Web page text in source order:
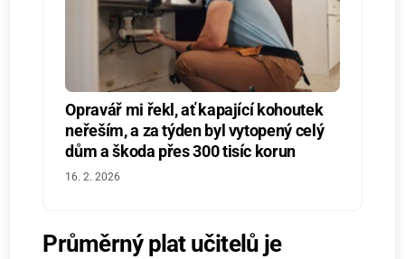
Opravář mi řekl, ať kapající kohoutek
neřeším, a za týden byl vytopený celý
dům a škoda přes 300 tisíc korun
16. 2. 2026
Průměrný plat učitelů je